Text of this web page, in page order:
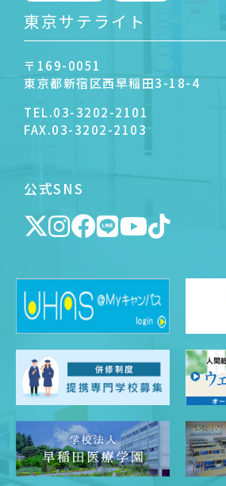
東京サテライト
〒169-0051
東京都新宿区西早稲田3-18-4
TEL.03-3202-2101
FAX.03-3202-2103
公式SNS